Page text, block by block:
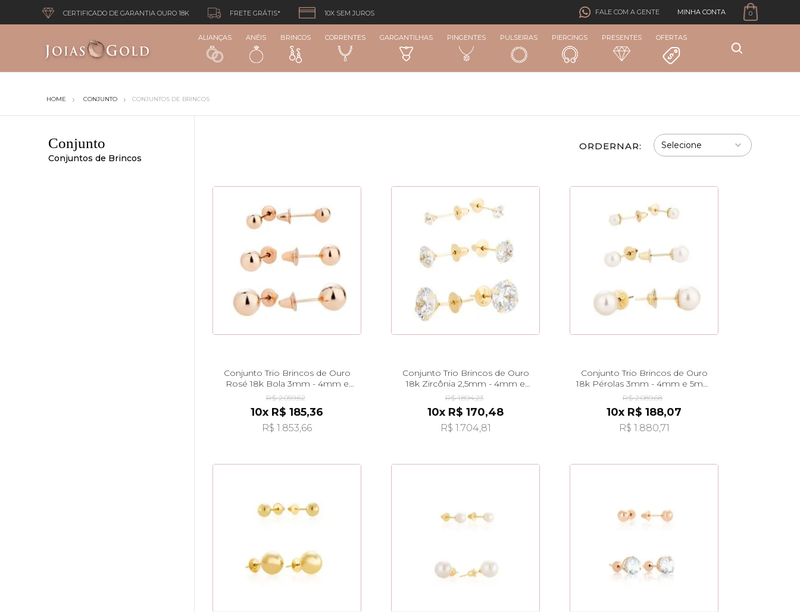
CERTIFICADO DE GARANTIA OURO 18K FRETE GRÁTIS* 10X SEM JUROS FALE COM A GENTE MINHA CONTA 0
ALIANÇAS ANÉIS BRINCOS CORRENTES GARGANTILHAS PINGENTES PULSEIRAS PIERCINGS PRESENTES OFERTAS
CONJUNTO CONJUNTOS DE BRINCOS
Conjunto
Conjuntos de Brincos
ORDERNAR:
Conjunto Trio Brincos de Ouro
Rosé 18k Bola 3mm - 4mm e
5mm br25941
R$ 2.059,62
10x R$ 185,36
R$ 1.853,66
Conjunto Trio Brincos de Ouro
18k Zircônia 2,5mm - 4mm e
6mm br25939
R$ 1.894,23
10x R$ 170,48
R$ 1.704,81
Conjunto Trio Brincos de Ouro
18k Pérolas 3mm - 4mm e 5mm
br25938
R$ 2.089,68
10x R$ 188,07
R$ 1.880,71